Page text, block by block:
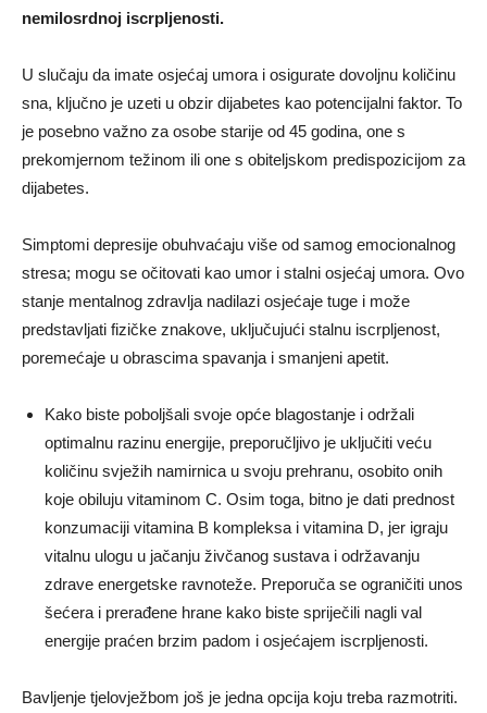
nemilosrdnoj iscrpljenosti.
U slučaju da imate osjećaj umora i osigurate dovoljnu količinu
sna, ključno je uzeti u obzir dijabetes kao potencijalni faktor. To
je posebno važno za osobe starije od 45 godina, one s
prekomjernom težinom ili one s obiteljskom predispozicijom za
dijabetes.
Simptomi depresije obuhvaćaju više od samog emocionalnog
stresa; mogu se očitovati kao umor i stalni osjećaj umora. Ovo
stanje mentalnog zdravlja nadilazi osjećaje tuge i može
predstavljati fizičke znakove, uključujući stalnu iscrpljenost,
poremećaje u obrascima spavanja i smanjeni apetit.
Kako biste poboljšali svoje opće blagostanje i održali
optimalnu razinu energije, preporučljivo je uključiti veću
količinu svježih namirnica u svoju prehranu, osobito onih
koje obiluju vitaminom C. Osim toga, bitno je dati prednost
konzumaciji vitamina B kompleksa i vitamina D, jer igraju
vitalnu ulogu u jačanju živčanog sustava i održavanju
zdrave energetske ravnoteže. Preporuča se ograničiti unos
šećera i prerađene hrane kako biste spriječili nagli val
energije praćen brzim padom i osjećajem iscrpljenosti.
Bavljenje tjelovježbom još je jedna opcija koju treba razmotriti.